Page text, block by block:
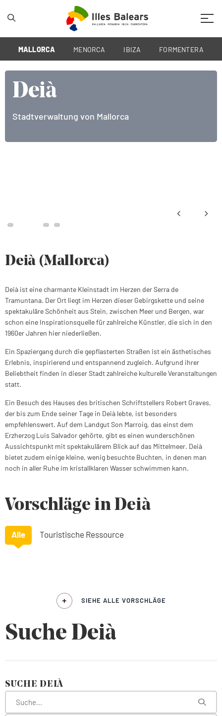
MALLORCA MENORCA IBIZA FORMENTERA
Deià
Stadtverwaltung von Mallorca
Deià (Mallorca)
Deià ist eine charmante Kleinstadt im Herzen der Serra de
Tramuntana. Der Ort liegt im Herzen dieser Gebirgskette und seine
spektakuläre Schönheit aus Stein, zwischen Meer und Bergen, war
schon eine Inspirationsquelle für zahlreiche Künstler, die sich in den
1960er Jahren hier niederließen.
Ein Spaziergang durch die gepflasterten Straßen ist ein ästhetisches
Erlebnis, inspirierend und entspannend zugleich. Aufgrund ihrer
Beliebtheit finden in dieser Stadt zahlreiche kulturelle Veranstaltungen
statt.
Ein Besuch des Hauses des britischen Schriftstellers Robert Graves,
der bis zum Ende seiner Tage in Deià lebte, ist besonders
empfehlenswert. Auf dem Landgut Son Marroig, das einst dem
Erzherzog Luis Salvador gehörte, gibt es einen wunderschönen
Aussichtspunkt mit spektakulärem Blick auf das Mittelmeer. Deià
bietet zudem einige kleine, wenig besuchte Buchten, in denen man
noch in aller Ruhe im kristallklaren Wasser schwimmen kann.
Vorschläge in Deià
Alle Touristische Ressource
SIEHE ALLE VORSCHLÄGE
Suche Deià
SUCHE DEIÀ